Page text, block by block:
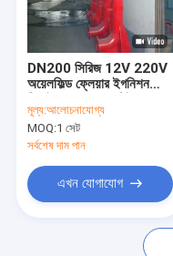
কারখানা ভ্রমণ
মান নিয়ন্ত্রণ
উদ্ধৃতির জন্য আবেদন
DN200 সিরিজ 12V 220V
অয়েলফিল্ড ফ্লেয়ার ইগনিশন
স্টিল 304
মূল্য:আলোচনাযোগ্য
MOQ:1 সেট
সর্বশেষ দাম পান
এখন যোগাযোগ